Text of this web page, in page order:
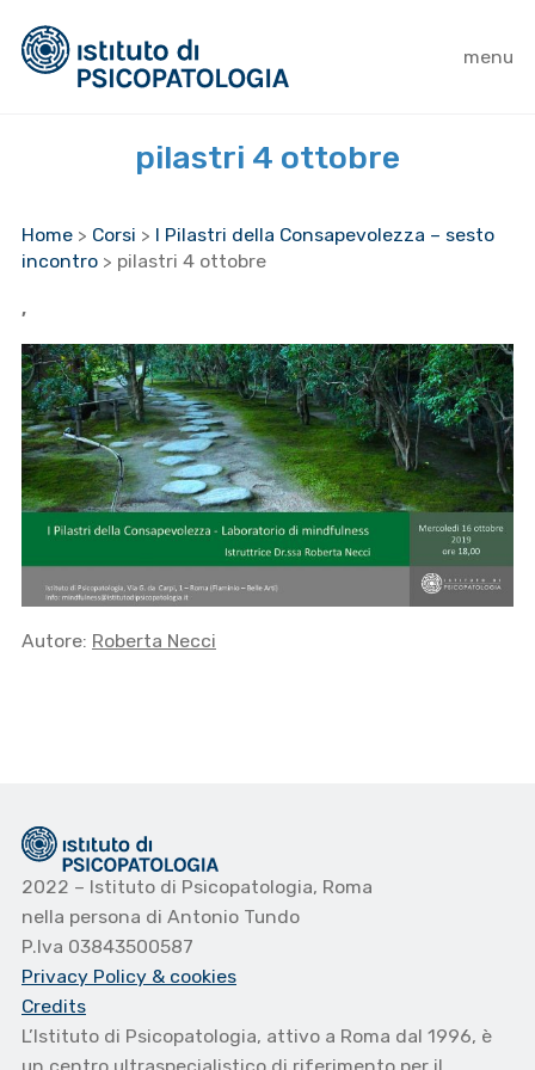
menu
pilastri 4 ottobre
Home > Corsi > I Pilastri della Consapevolezza – sesto
incontro > pilastri 4 ottobre
,
Autore: Roberta Necci
2022 – Istituto di Psicopatologia, Roma
nella persona di Antonio Tundo
P.Iva 03843500587
Privacy Policy & cookies
Credits
L’Istituto di Psicopatologia, attivo a Roma dal 1996, è